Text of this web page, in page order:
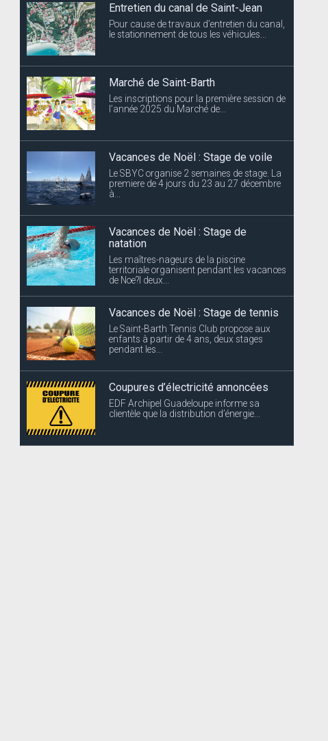
Entretien du canal de Saint-Jean
Pour cause de travaux d’entretien du canal,
le stationnement de tous les véhicules...
Marché de Saint-Barth
Les inscriptions pour la première session de
l’année 2025 du Marché de...
Vacances de Noël : Stage de voile
Le SBYC organise 2 semaines de stage. La
premiere de 4 jours du 23 au 27 décembre
à...
Vacances de Noël : Stage de
natation
Les maîtres-nageurs de la piscine
territoriale organisent pendant les vacances
de Noe?l deux...
Vacances de Noël : Stage de tennis
Le Saint-Barth Tennis Club propose aux
enfants à partir de 4 ans, deux stages
pendant les...
Coupures d’électricité annoncées
EDF Archipel Guadeloupe informe sa
clientèle que la distribution d’énergie...